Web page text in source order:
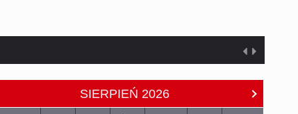
SIERPIEŃ 2026